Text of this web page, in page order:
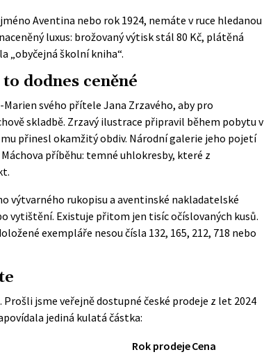
Aventina nebo rok 1924, nemáte v ruce hledanou
luxus: brožovaný výtisk stál 80 Kč, plátěná
„obyčejná školní kniha“.
dodnes ceněné
svého přítele Jana Zrzavého, aby pro
skladbě. Zrzavý ilustrace připravil během pobytu v
mu přinesl okamžitý obdiv. Národní galerie jeho pojetí
příběhu: temné uhlokresby, které z
výtvarného rukopisu a aventinské nakladatelské
vytištění. Existuje přitom jen tisíc očíslovaných kusů.
exempláře nesou čísla 132, 165, 212, 718 nebo
jsme veřejně dostupné české prodeje z let 2024
jediná kulatá částka:
Rok prodejeCena